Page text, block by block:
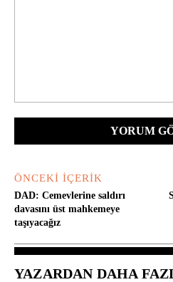
ÖNCEKI İÇERIK
DAD: Cemevlerine saldırı
davasını üst mahkemeye
taşıyacağız
YAZARDAN DAHA